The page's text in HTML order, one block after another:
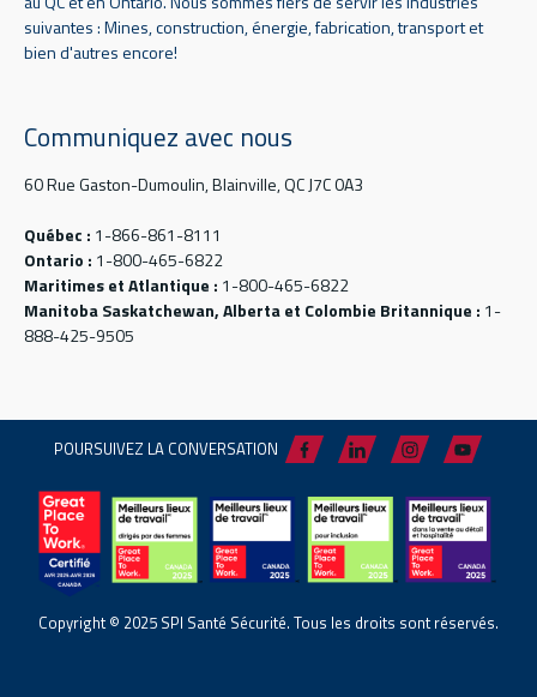
suivantes : Mines, construction, énergie, fabrication, transport et
bien d'autres encore!
Communiquez avec nous
60 Rue Gaston-Dumoulin, Blainville, QC J7C 0A3
Québec : 1-866-861-8111
Ontario : 1-800-465-6822
Maritimes et Atlantique : 1-800-465-6822
Manitoba Saskatchewan, Alberta et Colombie Britannique : 1-
888-425-9505
POURSUIVEZ LA CONVERSATION
Copyright © 2025 SPI Santé Sécurité. Tous les droits sont réservés.